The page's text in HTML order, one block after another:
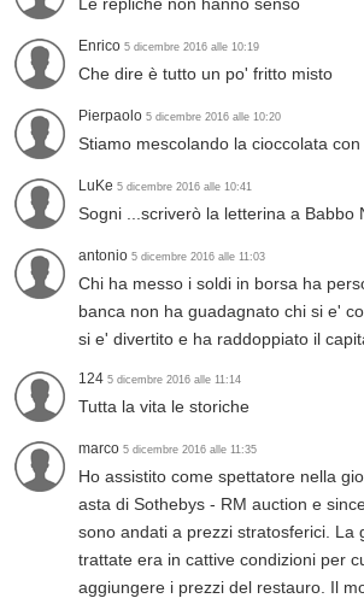
Le repliche non hanno senso
Enrico 5 dicembre 2016 alle 10:19
Che dire è tutto un po' fritto misto
Pierpaolo 5 dicembre 2016 alle 10:20
Stiamo mescolando la cioccolata
LuKe 5 dicembre 2016 alle 10:41
Sogni ...scriverò la letterina a Babbo
antonio 5 dicembre 2016 alle 11:03
Chi ha messo i soldi in borsa ha
banca non ha guadagnato chi si e'
si e' divertito e ha raddoppiato il
124 5 dicembre 2016 alle 11:14
Tutta la vita le storiche
marco 5 dicembre 2016 alle 11:35
Ho assistito come spettatore nella
asta di Sothebys - RM auction e
sono andati a prezzi stratosferici. La
trattate era in cattive condizioni per
aggiungere i prezzi del restauro. Il